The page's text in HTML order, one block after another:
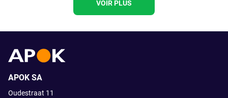
VOIR PLUS
APOK SA
Oudestraat 11